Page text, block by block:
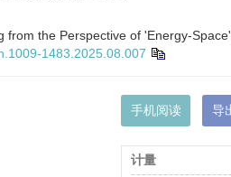
from the Perspective of 'Energy-
1483.2025.08.007
手机阅读 导
计量